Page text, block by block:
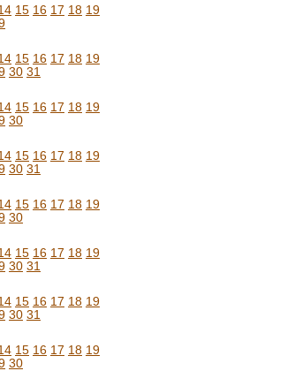
15 16 17 18 19
15 16 17 18 19
30 31
15 16 17 18 19
30
15 16 17 18 19
30 31
15 16 17 18 19
30
15 16 17 18 19
30 31
15 16 17 18 19
30 31
15 16 17 18 19
30